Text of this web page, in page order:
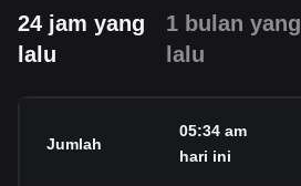
24 jam yang
lalu
1 bulan yang
lalu
Jumlah
05:34 am
hari ini